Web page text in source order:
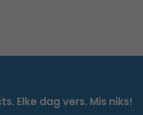
Elke dag vers. Mis niks!